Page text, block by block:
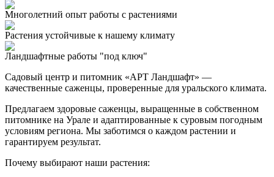
Многолетний опыт работы с растениями
Растения устойчивые к нашему климату
Ландшафтные работы "под ключ"
Садовый центр и питомник «АРТ Ландшафт» —
качественные саженцы, проверенные для уральского климата.
Предлагаем здоровые саженцы, выращенные в собственном
питомнике на Урале и адаптированные к суровым погодным
условиям региона. Мы заботимся о каждом растении и
гарантируем результат.
Почему выбирают наши растения: